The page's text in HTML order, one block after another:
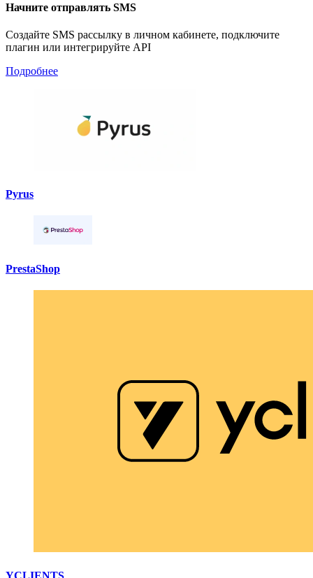
Начните отправлять SMS
Создайте SMS рассылку в личном кабинете, подключите
плагин или интегрируйте API
Подробнее
Pyrus
PrestaShop